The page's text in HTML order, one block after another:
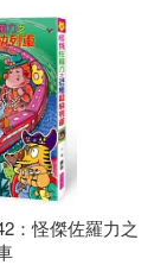
：怪傑佐羅力之